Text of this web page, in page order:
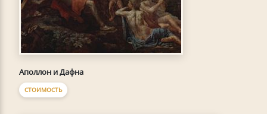
Аполлон и Дафна
СТОИМОСТЬ